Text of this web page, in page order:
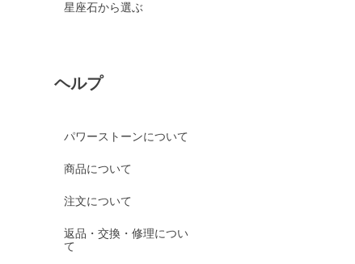
星座石から選ぶ
ヘルプ
パワーストーンについて
商品について
注文について
返品・交換・修理につい
て